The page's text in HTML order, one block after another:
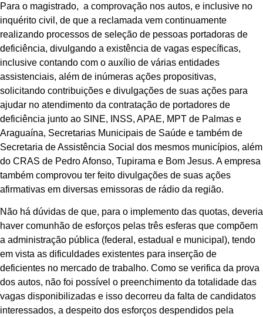
Para o magistrado, a comprovação nos autos, e inclusive no
inquérito civil, de que a reclamada vem continuamente
realizando processos de seleção de pessoas portadoras de
deficiência, divulgando a existência de vagas específicas,
inclusive contando com o auxílio de várias entidades
assistenciais, além de inúmeras ações propositivas,
solicitando contribuições e divulgações de suas ações para
ajudar no atendimento da contratação de portadores de
deficiência junto ao SINE, INSS, APAE, MPT de Palmas e
Araguaína, Secretarias Municipais de Saúde e também de
Secretaria de Assistência Social dos mesmos municípios, além
do CRAS de Pedro Afonso, Tupirama e Bom Jesus. A empresa
também comprovou ter feito divulgações de suas ações
afirmativas em diversas emissoras de rádio da região.
Não há dúvidas de que, para o implemento das quotas, deveria
haver comunhão de esforços pelas três esferas que compõem
a administração pública (federal, estadual e municipal), tendo
em vista as dificuldades existentes para inserção de
deficientes no mercado de trabalho. Como se verifica da prova
dos autos, não foi possível o preenchimento da totalidade das
vagas disponibilizadas e isso decorreu da falta de candidatos
interessados, a despeito dos esforços despendidos pela